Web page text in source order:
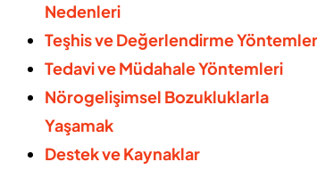
Nedenleri
Teşhis ve Değerlendirme
Tedavi ve Müdahale Yöntemleri
Nörogelişimsel Bozukluklarla
Yaşamak
Destek ve Kaynaklar